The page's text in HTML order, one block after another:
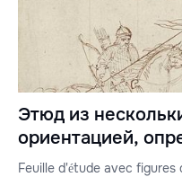
Этюд из
ориентацией,
Feuille d'étude avec